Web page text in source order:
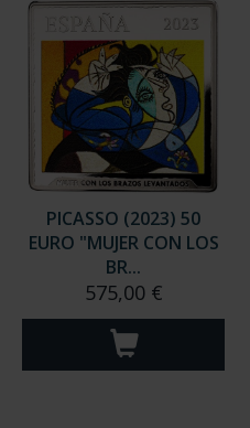
PICASSO (2023) 50
EURO "MUJER CON LOS
BR...
575,00 €